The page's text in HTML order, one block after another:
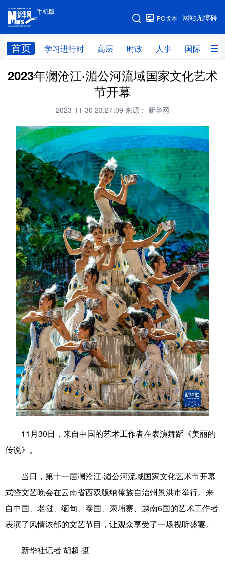
手机版
网站无障碍
PC版本
首页 学习进行时 高层 时政 人事 国际 财
手机版
网站地图
学习进行时 高层 时政 人事
科技 量子 体育
文化 书画 健康 军事
访谈 视频 图片
法律 中央文件 金融 汽车
食品 人居 信息化 数字经济
学术中国 乡村振兴 银龄 溯源中国
城市 旅游 能源 会展
彩票 娱乐 时尚 悦读
公益 一带一路 亚太网 上市公司
文化产业
地方频道
北京 天津 河北 山西
辽宁 吉林 上海 江苏
浙江 安徽 福建 江西
山东
广东 广西 海南 重庆
四川 贵州 云南 西藏
2023年澜沧江·湄公河流域国家文化艺术
节开幕
2023-11-30 23:27:09 来源： 新华网
11月30日，来自中国的艺术工作者在表演舞蹈《美丽的
传说》。
当日，第十一届澜沧江·湄公河流域国家文化艺术节开幕
式暨文艺晚会在云南省西双版纳傣族自治州景洪市举行。来
自中国、老挝、缅甸、泰国、柬埔寨、越南6国的艺术工作者
表演了风情浓郁的文艺节目，让观众享受了一场视听盛宴。
新华社记者 胡超 摄